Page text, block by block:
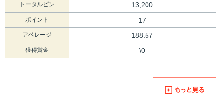
トータルピン 13,200
ポイント 17
アベレージ 188.57
獲得賞金 \0